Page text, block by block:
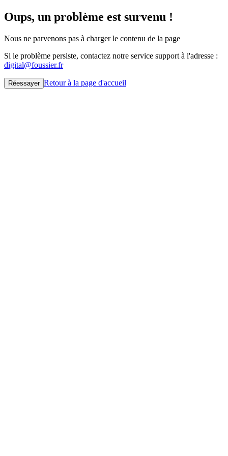
Oups, un problème est survenu !
Nous ne parvenons pas à charger le contenu de la page
Si le problème persiste, contactez notre service support à l'adresse :
digital@foussier.fr
Réessayer Retour à la page d'accueil